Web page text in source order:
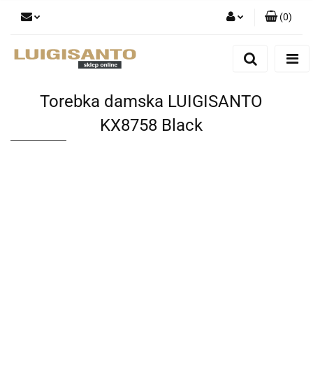
Dodaj zgłoszenie
(0)
Torebka damska LUIGISANTO
KX8758 Black